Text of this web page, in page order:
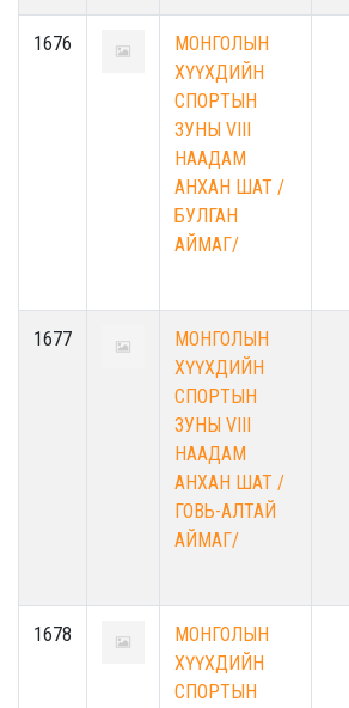
1676
МОНГОЛЫН
ХҮҮХДИЙН
СПОРТЫН
ЗУНЫ VIII
НААДАМ
АНХАН ШАТ /
БУЛГАН
АЙМАГ/
1677
МОНГОЛЫН
ХҮҮХДИЙН
СПОРТЫН
ЗУНЫ VIII
НААДАМ
АНХАН ШАТ /
ГОВЬ-АЛТАЙ
АЙМАГ/
1678
МОНГОЛЫН
ХҮҮХДИЙН
СПОРТЫН